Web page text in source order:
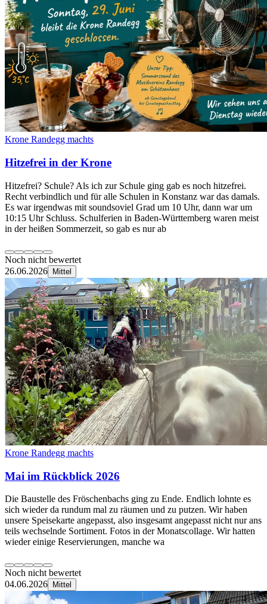
Krone Randegg machts
Hitzefrei in der Krone
Hitzefrei? Schule? Als ich zur Schule ging gab es noch hitzefrei.
Recht verbindlich und für alle Schulen in Konstanz war das damals.
Es war irgendwas mit soundsoviel Grad um 10 Uhr, dann war um
10:15 Uhr Schluss. Schulferien in Baden-Württemberg waren meist
in der heißen Sommerzeit, so gab es nur ab
Noch nicht bewertet
26.06.2026 Mittel
Krone Randegg machts
Mai im Rückblick 2026
Die Baustelle des Fröschenbachs ging zu Ende. Endlich lohnte es
sich wieder da rundum mal zu räumen und zu putzen. Wir haben
unsere Speisekarte angepasst, also insgesamt angepasst nicht nur ans
teils wechselnde Sortiment. Fotos in der Monatscollage. Wir hatten
wieder einige Reservierungen, manche wa
Noch nicht bewertet
04.06.2026
Mittel